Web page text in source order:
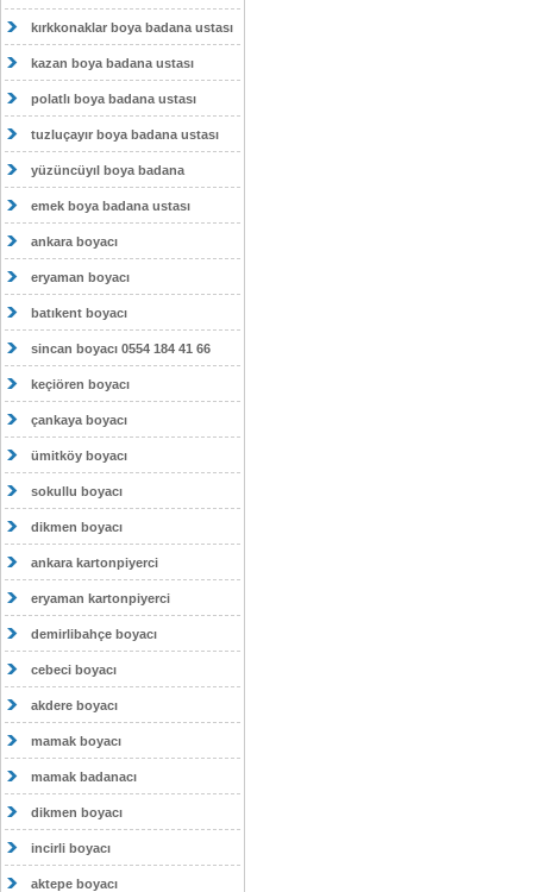
kırkkonaklar boya badana ustası
kazan boya badana ustası
polatlı boya badana ustası
tuzluçayır boya badana ustası
yüzüncüyıl boya badana
emek boya badana ustası
ankara boyacı
eryaman boyacı
batıkent boyacı
sincan boyacı 0554 184 41 66
keçiören boyacı
çankaya boyacı
ümitköy boyacı
sokullu boyacı
dikmen boyacı
ankara kartonpiyerci
eryaman kartonpiyerci
demirlibahçe boyacı
cebeci boyacı
akdere boyacı
mamak boyacı
mamak badanacı
dikmen boyacı
incirli boyacı
aktepe boyacı